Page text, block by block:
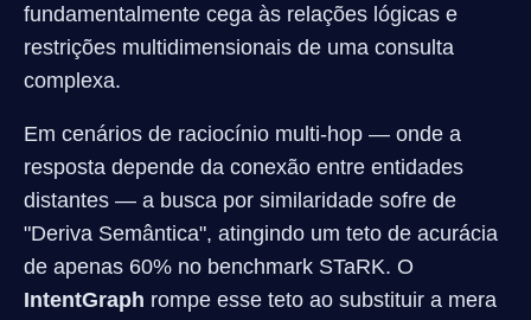
fundamentalmente cega às relações lógicas e
restrições multidimensionais de uma consulta
complexa.
Em cenários de raciocínio multi-hop — onde a
resposta depende da conexão entre entidades
distantes — a busca por similaridade sofre de
"Deriva Semântica", atingindo um teto de acurácia
de apenas 60% no benchmark STaRK. O
IntentGraph rompe esse teto ao substituir a mera